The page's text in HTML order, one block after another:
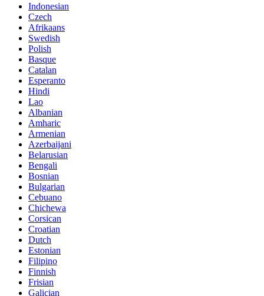
Indonesian
Czech
Afrikaans
Swedish
Polish
Basque
Catalan
Esperanto
Hindi
Lao
Albanian
Amharic
Armenian
Azerbaijani
Belarusian
Bengali
Bosnian
Bulgarian
Cebuano
Chichewa
Corsican
Croatian
Dutch
Estonian
Filipino
Finnish
Frisian
Galician